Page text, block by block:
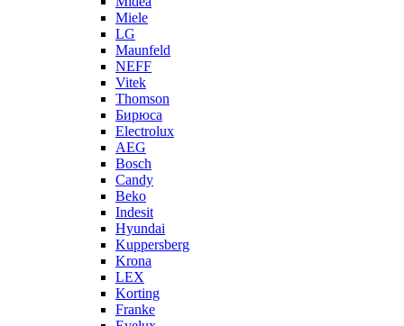
Miele
LG
Maunfeld
NEFF
Vitek
Thomson
Бирюса
Electrolux
AEG
Bosch
Candy
Beko
Indesit
Hyundai
Kuppersberg
Krona
LEX
Korting
Franke